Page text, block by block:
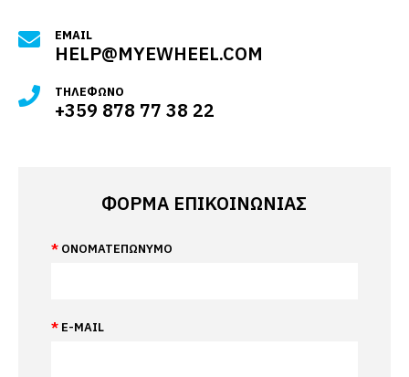
EMAIL
HELP@MYEWHEEL.COM
ΤΗΛΈΦΩΝΟ
+359 878 77 38 22
ΦΌΡΜΑ ΕΠΙΚΟΙΝΩΝΊΑΣ
ΟΝΟΜΑΤΕΠΏΝΥΜΟ
E-MAIL